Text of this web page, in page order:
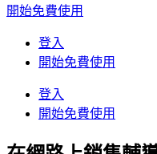
開始免費使用
登入
開始免費使用
登入
開始免費使用